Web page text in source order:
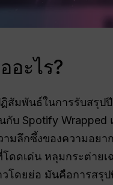
อะไร?
สัมพันธ์ในการรับสรุ
กับ Spotify
ลึกซึ้งของความอยา
ดดเด่น หลุมกระต่าย
โดยย่อ มันคือการสรุ